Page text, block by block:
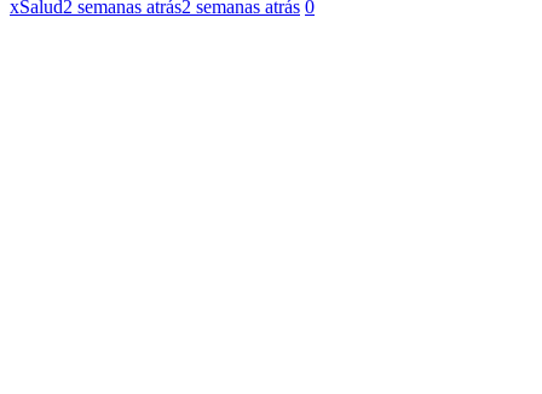
xSalud2 semanas atrás2 semanas atrás 0